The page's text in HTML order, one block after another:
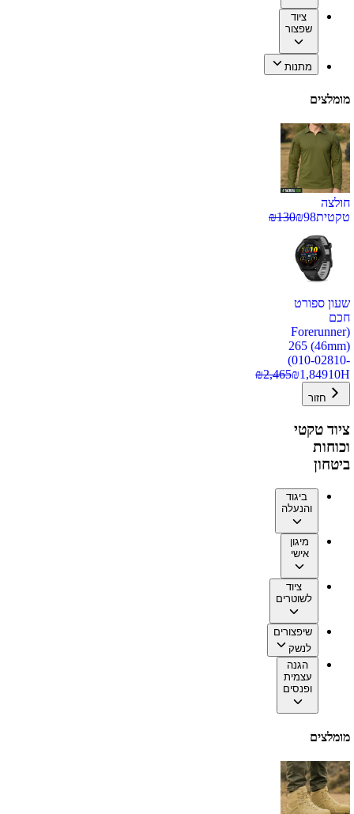
ציוד
שפצור
מתנות
מומלצים
חולצה
טקטית
₪98
₪130
שעון ספורט
חכם
(Forerunner
265 (46mm)
(010-02810-
10H
₪1,849
₪2,465
חזור
ציוד טקטי
וכוחות
ביטחון
ביגוד
והנעלה
מיגון
אישי
ציוד
לשוטרים
שיפצורים
לנשק
הגנה
עצמית
ופנסים
מומלצים